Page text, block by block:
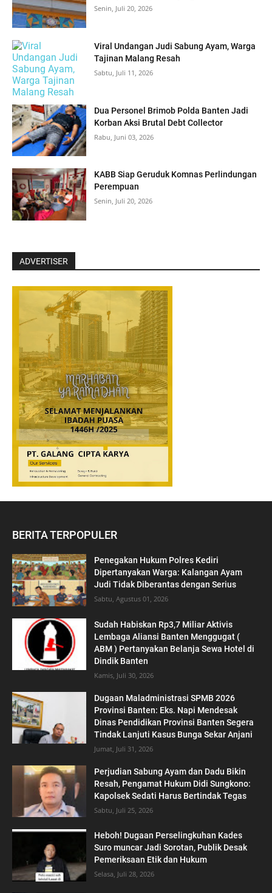
Senin, Juli 20, 2026
Viral Undangan Judi Sabung Ayam, Warga
Tajinan Malang Resah
Sabtu, Juli 11, 2026
Dua Personel Brimob Polda Banten Jadi
Korban Aksi Brutal Debt Collector
Rabu, Juni 03, 2026
‎KABB Siap Geruduk Komnas Perlindungan
Perempuan
Senin, Juli 20, 2026
ADVERTISER
BERITA TERPOPULER
Penegakan Hukum Polres Kediri
Dipertanyakan Warga: Kalangan Ayam
Judi Tidak Diberantas dengan Serius
Sabtu, Agustus 01, 2026
‎Sudah Habiskan Rp3,7 Miliar ‎Aktivis
Lembaga Aliansi Banten Menggugat (
ABM ) Pertanyakan Belanja Sewa Hotel di
Dindik Banten
Kamis, Juli 30, 2026
Dugaan Maladministrasi SPMB 2026
Provinsi Banten: Eks. Napi Mendesak
Dinas Pendidikan Provinsi Banten Segera
Tindak Lanjuti Kasus Bunga Sekar Anjani
Jumat, Juli 31, 2026
Perjudian Sabung Ayam dan Dadu Bikin
Resah, Pengamat Hukum Didi Sungkono:
Kapolsek Sedati Harus Bertindak Tegas
Sabtu, Juli 25, 2026
Heboh! Dugaan Perselingkuhan Kades
Suro muncar Jadi Sorotan, Publik Desak
Pemeriksaan Etik dan Hukum
Selasa, Juli 28, 2026